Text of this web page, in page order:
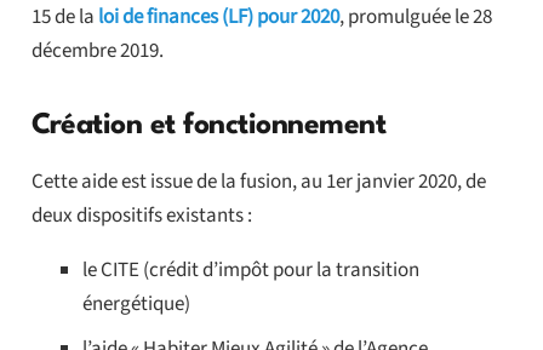
15 de la loi de finances (LF) pour 2020, promulguée le 28
décembre 2019.
Création et fonctionnement
Cette aide est issue de la fusion, au 1er janvier 2020, de
deux dispositifs existants :
le CITE (crédit d’impôt pour la transition
énergétique)